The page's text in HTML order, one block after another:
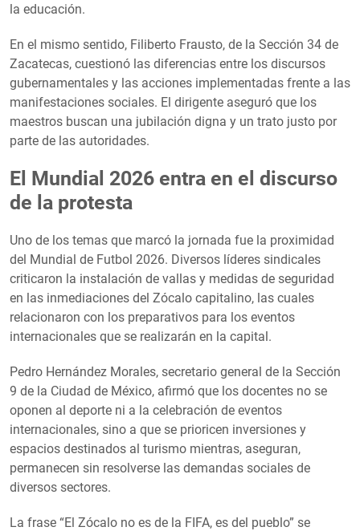
la educación.
En el mismo sentido, Filiberto Frausto, de la Sección 34 de
Zacatecas, cuestionó las diferencias entre los discursos
gubernamentales y las acciones implementadas frente a las
manifestaciones sociales. El dirigente aseguró que los
maestros buscan una jubilación digna y un trato justo por
parte de las autoridades.
El Mundial 2026 entra en el discurso
de la protesta
Uno de los temas que marcó la jornada fue la proximidad
del Mundial de Futbol 2026. Diversos líderes sindicales
criticaron la instalación de vallas y medidas de seguridad
en las inmediaciones del Zócalo capitalino, las cuales
relacionaron con los preparativos para los eventos
internacionales que se realizarán en la capital.
Pedro Hernández Morales, secretario general de la Sección
9 de la Ciudad de México, afirmó que los docentes no se
oponen al deporte ni a la celebración de eventos
internacionales, sino a que se prioricen inversiones y
espacios destinados al turismo mientras, aseguran,
permanecen sin resolverse las demandas sociales de
diversos sectores.
La frase “El Zócalo no es de la FIFA, es del pueblo” se